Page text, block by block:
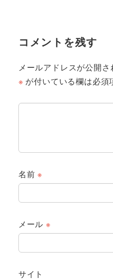
コメントを残す
メールアドレスが公開さ
※ が付いている欄は必須
名前※
メール ※
サイト